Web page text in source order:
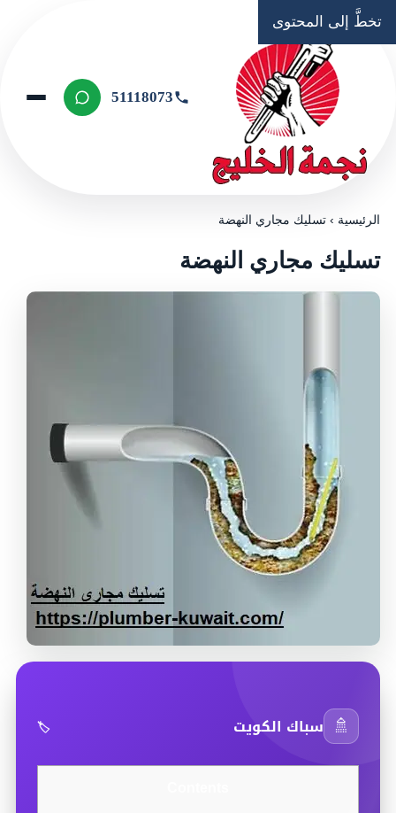
تخطَّ إلى المحتوى
51118073
الرئيسية ›تسليك مجاري النهضة
تسليك مجاري النهضة
🚿 سباك الكويت 🏷️